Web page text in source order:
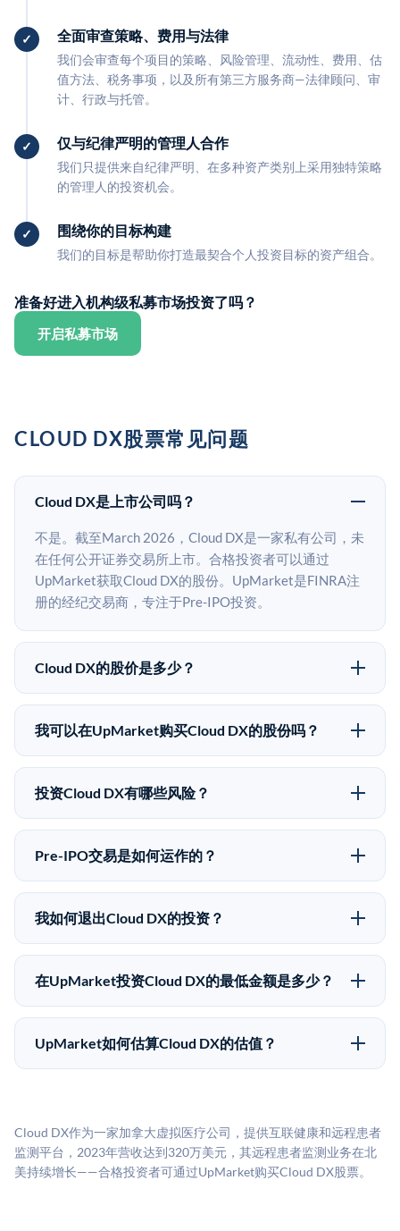
全面审查策略、费用与法律
我们会审查每个项目的策略、风险管理、流动性、费用、估
值方法、税务事项，以及所有第三方服务商—法律顾问、审
计、行政与托管。
仅与纪律严明的管理人合作
我们只提供来自纪律严明、在多种资产类别上采用独特策略
的管理人的投资机会。
围绕你的目标构建
我们的目标是帮助你打造最契合个人投资目标的资产组合。
准备好进入机构级私募市场投资了吗？
开启私募市场
CLOUD DX股票常见问题
Cloud DX是上市公司吗？
不是。截至March 2026，Cloud DX是一家私有公司，未
在任何公开证券交易所上市。合格投资者可以通过
UpMarket获取Cloud DX的股份。UpMarket是FINRA注
册的经纪交易商，专注于Pre-IPO投资。
Cloud DX的股价是多少？
Cloud DX没有公开股价，因为它是一家私有公司。最近
的已知股价来自其最近一轮融资。 二级市场上的Pre-
有所不同。
我可以在UpMarket购买Cloud DX的股份吗？
可以。合格投资者可以通过填写本页表单或在
upmarket.co创建账户来表达对Cloud DX股份的投资意
50,000美元。UpMarket是FINRA注册的经纪交易商，
自2019年以来已经纪超过5亿美元的另类投资。
投资Cloud DX有哪些风险？
Pre-IPO投资存在重大风险。Cloud DX的股份流动性
低，意味着没有公开市场可以快速出售。不存在确定的
应做好可能全部损失的准备。私有公司的估值在融资轮
次之间可能大幅波动。投资者应在投资前咨询其财务顾
Pre-IPO交易是如何运作的？
在Pre-IPO交易中，合格投资者通过二级市场平台从现有
股东（如员工、早期投资者或其他持有人）处购买股
为FINRA注册的经纪交易商促成这些交易，代表双方处
理合规、文件和结算事宜。
我如何退出Cloud DX的投资？
Pre-IPO持股主要有两种退出途径：在二级市场将股份出
售给其他买家，或持有直到公司完成IPO或被收购。两
市场条件。任何退出的时间都是不可预测的，投资者应
做好多年持有的准备。
在UpMarket投资Cloud DX的最低金额是多少？
UpMarket上大多数Pre-IPO产品的最低投资金额为
50,000美元。具体金额可能因产品和股份供应情况而有
UpMarket如何估算Cloud DX的估值？
司可比倍数应用私有公司折扣，以反映流动性不足和信
息不对称。此估值不构成投资建议，可能与实际交易价
Cloud DX作为一家加拿大虚拟医疗公司，提供互联健康和远程患者
监测平台，2023年营收达到320万美元，其远程患者监测业务在北
美持续增长——合格投资者可通过UpMarket购买Cloud DX股票。